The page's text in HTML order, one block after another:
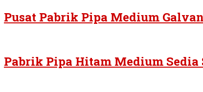
Pusat Pabrik Pipa Medium
Pabrik Pipa Hitam Medium